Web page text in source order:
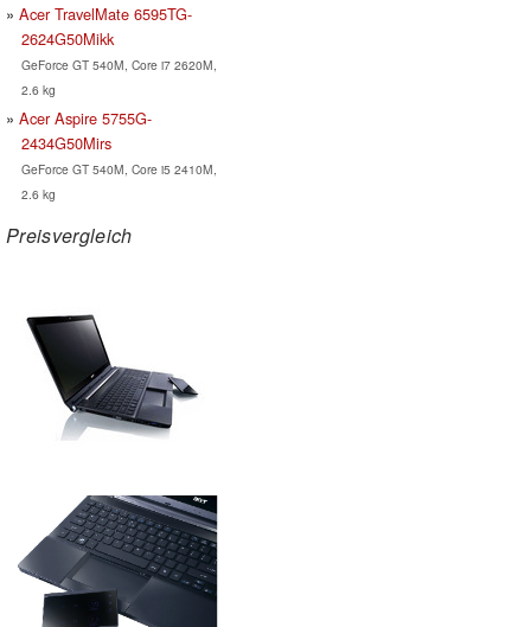
Acer TravelMate 6595TG-
2624G50Mikk
GeForce GT 540M, Core i7 2620M,
2.6 kg
Acer Aspire 5755G-
2434G50Mirs
GeForce GT 540M, Core i5 2410M,
2.6 kg
Preisvergleich